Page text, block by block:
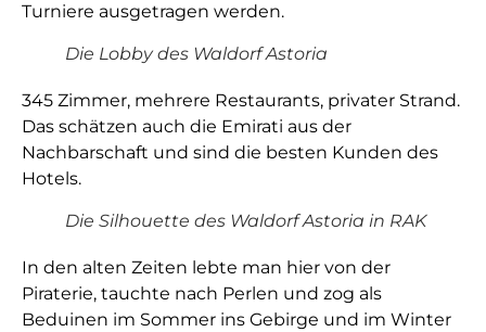
Turniere ausgetragen werden.
Die Lobby des Waldorf Astoria
345 Zimmer, mehrere Restaurants, privater Strand.
Das schätzen auch die Emirati aus der
Nachbarschaft und sind die besten Kunden des
Hotels.
Die Silhouette des Waldorf Astoria in RAK
In den alten Zeiten lebte man hier von der
Piraterie, tauchte nach Perlen und zog als
Beduinen im Sommer ins Gebirge und im Winter